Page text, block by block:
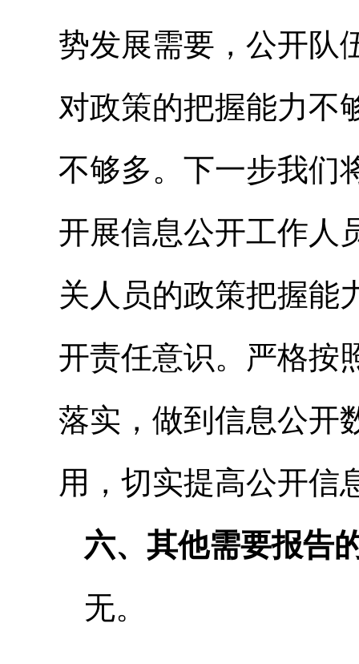
势发展需要，公开队
对政策的把握能力不
不够多。下一步我们
开展信息公开工作人
关人员的政策把握能
开责任意识。严格按
落实，做到信息公开
用，切实提高公开信
六、其他需要报告
无。